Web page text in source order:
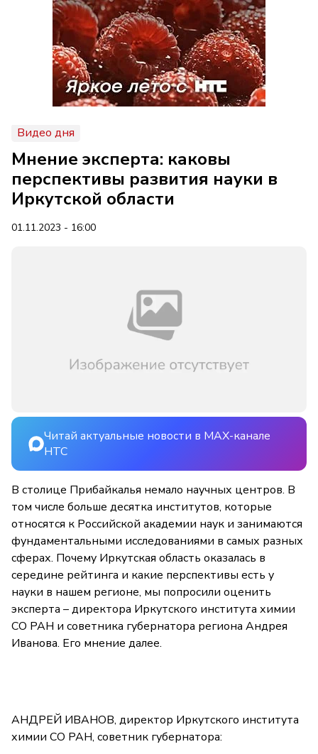
Видео дня
Мнение эксперта: каковы
перспективы развития науки в
Иркутской области
01.11.2023 - 16:00
Читай актуальные новости в MAX-канале
НТС
В столице Прибайкалья немало научных центров. В
том числе больше десятка институтов, которые
относятся к Российской академии наук и занимаются
фундаментальными исследованиями в самых разных
сферах. Почему Иркутская область оказалась в
середине рейтинга и какие перспективы есть у
науки в нашем регионе, мы попросили оценить
эксперта – директора Иркутского института химии
СО РАН и советника губернатора региона Андрея
Иванова. Его мнение далее.
АНДРЕЙ ИВАНОВ, директор Иркутского института
химии СО РАН, советник губернатора: